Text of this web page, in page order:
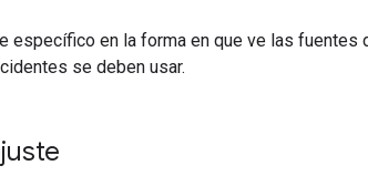
específico en la forma en que ve las
se deben usar.